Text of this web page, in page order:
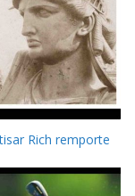
Rich remporte